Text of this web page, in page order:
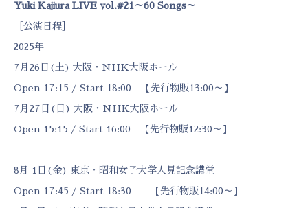
Yuki Kajiura LIVE vol.#21～60 Songs～
［公演日程］
2025年
7月26日(土) 大阪・NHK大阪ホール
Open 17:15 / Start 18:00 【先行物販13:00～】
7月27日(日) 大阪・NHK大阪ホール
Open 15:15 / Start 16:00 【先行物販12:30～】
8月 1日(金) 東京・昭和女子大学人見記念講堂
Open 17:45 / Start 18:30 【先行物販14:00～】